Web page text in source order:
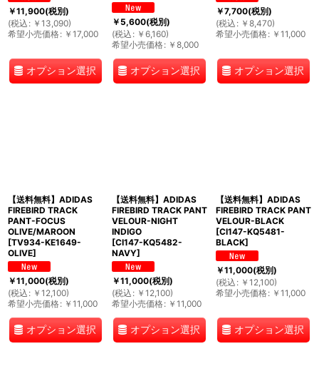
￥11,900(税別)
(税込 : ￥ 13,090)
希望小売価格: ￥ 17,000
オプション選択
￥5,600(税別)
(税込 : ￥ 6,160)
希望小売価格: ￥ 8,000
オプション選択
￥7,700(税別)
(税込 : ￥ 8,470)
希望小売価格: ￥ 11,000
オプション選択
【送料無料】ADIDAS
FIREBIRD TRACK
PANT-FOCUS
OLIVE/MAROON
[TV934-KE1649-
OLIVE]
￥11,000(税別)
(税込 : ￥ 12,100)
希望小売価格: ￥ 11,000
オプション選択
【送料無料】ADIDAS
FIREBIRD TRACK PANT
VELOUR-NIGHT
INDIGO
[CI147-KQ5482-
NAVY]
￥11,000(税別)
(税込 : ￥ 12,100)
希望小売価格: ￥ 11,000
オプション選択
【送料無料】ADIDAS
FIREBIRD TRACK PANT
VELOUR-BLACK
[CI147-KQ5481-
BLACK]
￥11,000(税別)
(税込 : ￥ 12,100)
希望小売価格: ￥ 11,000
オプション選択